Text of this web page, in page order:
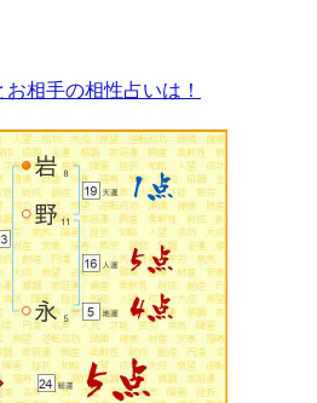
相手の相性占いは！